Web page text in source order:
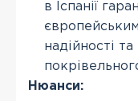
в Іспанії
надійності
Нюанси: